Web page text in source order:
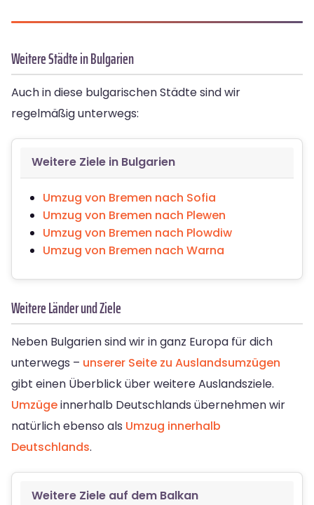
Weitere Städte in Bulgarien
Auch in diese bulgarischen Städte sind wir
regelmäßig unterwegs:
Weitere Ziele in Bulgarien
Umzug von Bremen nach Sofia
Umzug von Bremen nach Plewen
Umzug von Bremen nach Plowdiw
Umzug von Bremen nach Warna
Weitere Länder und Ziele
Neben Bulgarien sind wir in ganz Europa für dich
unterwegs – unserer Seite zu Auslandsumzügen
gibt einen Überblick über weitere Auslandsziele.
Umzügeinnerhalb Deutschlands übernehmen wir
natürlich ebenso als Umzug innerhalb
Deutschlands.
Weitere Ziele auf dem Balkan